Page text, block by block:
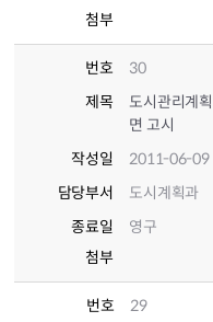
첨부
번호
30
제목
도시관리계
면 고시
작성일
2011-06-09
담당부서
도시계획과
종료일
영구
첨부
번호
29